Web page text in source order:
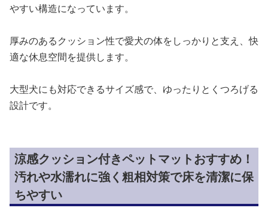
やすい構造になっています。
厚みのあるクッション性で愛犬の体をしっかりと支え、快
適な休息空間を提供します。
大型犬にも対応できるサイズ感で、ゆったりとくつろげる
設計です。
涼感クッション付きペットマットおすすめ！
汚れや水濡れに強く粗相対策で床を清潔に保
ちやすい